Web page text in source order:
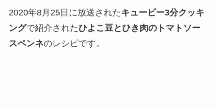
2020年8月25日に放送されたキューピー3分クッキ
ングで紹介されたひよこ豆とひき肉のトマトソー
スペンネのレシピです。